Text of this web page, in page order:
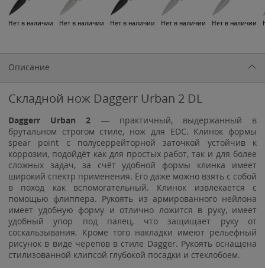
Нет в наличии Нет в наличии Нет в наличии Нет в наличии Нет в наличии
Описание
Складной нож Daggerr Urban 2 DL
Daggerr Urban 2 — практичный, выдержанный в
брутальном строгом стиле, нож для EDC. Клинок формы
spear point с полусеррейторной заточкой устойчив к
коррозии, подойдёт как для простых работ, так и для более
сложных задач, за счёт удобной формы клинка имеет
широкий спектр применения. Его даже можно взять с собой
в поход как вспомогательный. Клинок извлекается с
помощью флиппера. Рукоять из армированного нейлона
имеет удобную форму и отлично ложится в руку, имеет
удобный упор под палец, что защищает руку от
соскальзывания. Кроме того накладки имеют рельефный
рисунок в виде черепов в стиле Dagger. Рукоять оснащена
стилизованной клипсой глубокой посадки и стеклобоем.